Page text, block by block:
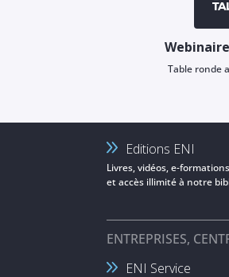
Table ronde
Editions ENI
Livres, vidéos, e-formations
et accès illimité à notre
ENTREPRISES,
ENI Service